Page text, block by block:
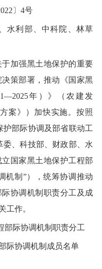
〕 4号
水利部、中科院、林草
加强黑土地保护的重要
策部署 ， 推动《国家黑
—2025年 ）》（农建发
案》）加快实施。按照
护部际协调及部省联动工
、科技部、财政部、水
国家黑土地保护工程部
机制 ”），统筹协调推动
际协调机制职责分工及成
工作。
部际协调机制 职责分工
际协调机制成员名单